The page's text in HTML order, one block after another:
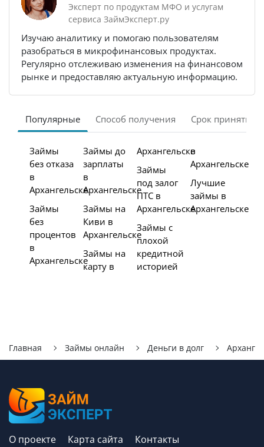
Эксперт по продуктам МФО и услугам
сервиса ЗаймЭксперт.ру
Изучаю аналитику и помогаю пользователям
разобраться в микрофинансовых продуктах.
Регулярно отслеживаю изменения на финансовом
рынке и предоставляю актуальную информацию.
Популярные Способ получения Срок принятия
Займы
без отказа
в
Архангельске
Займы
без
процентов
в
Архангельске
Займы до
зарплаты
в
Архангельске
Займы на
Киви в
Архангельске
Займы на
карту в
Архангельске
Займы
под залог
ПТС в
Архангельске
Займы с
плохой
кредитной
историей
в
Архангельске
Лучшие
займы в
Архангельске
Главная Займы онлайн Деньги в долг
О проекте Карта сайта Контакты